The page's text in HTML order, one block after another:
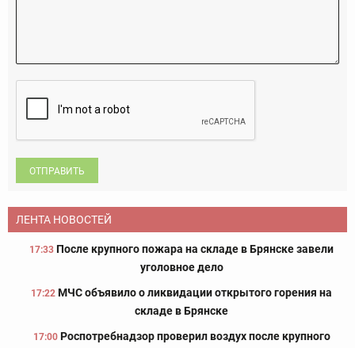
ОТПРАВИТЬ
ЛЕНТА НОВОСТЕЙ
17:33 После крупного пожара на складе в Брянске завели
уголовное дело
17:22 МЧС объявило о ликвидации открытого горения на
складе в Брянске
17:00 Роспотребнадзор проверил воздух после крупного